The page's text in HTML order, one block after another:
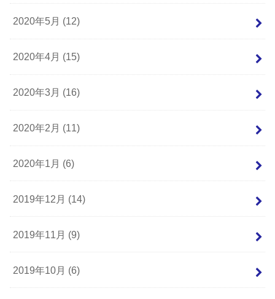
2020年5月 (12)
2020年4月 (15)
2020年3月 (16)
2020年2月 (11)
2020年1月 (6)
2019年12月 (14)
2019年11月 (9)
2019年10月 (6)